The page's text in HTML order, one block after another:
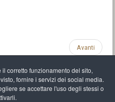
corretto funzionamento del sito,
fornire i servizi dei social media.
se accettare l'uso degli stessi o
Avanti